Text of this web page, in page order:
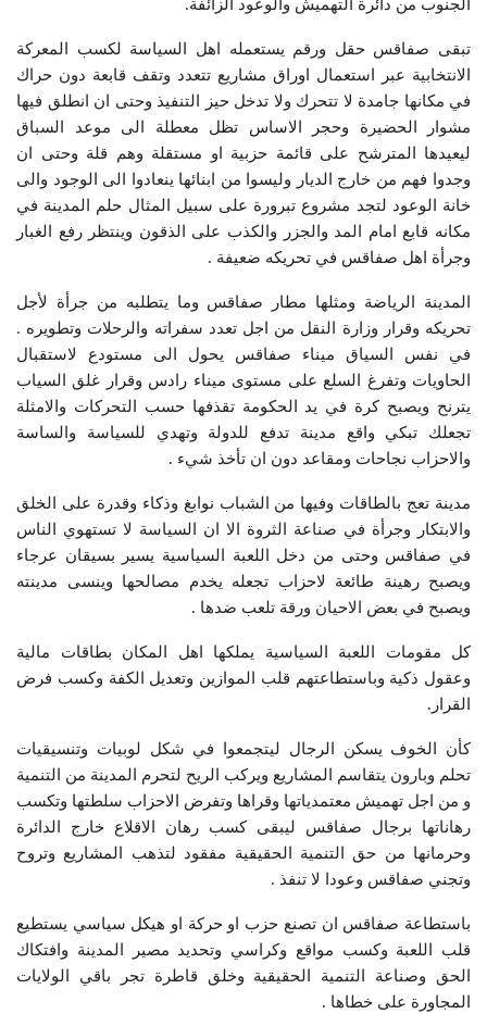
الجنوب من دائرة التهميش والوعود الزائفة.
تبقى صفاقس حقل ورقم يستعمله اهل السياسة لكسب المعركة
الانتخابية عبر استعمال اوراق مشاريع تتعدد وتقف قابعة دون حراك
في مكانها جامدة لا تتحرك ولا تدخل حيز التنفيذ وحتى ان انطلق فيها
مشوار الحضيرة وحجر الاساس تظل معطلة الى موعد السباق
ليعيدها المترشح على قائمة حزبية او مستقلة وهم قلة وحتى ان
وجدوا فهم من خارج الديار وليسوا من ابنائها ينعادوا الى الوجود والى
خانة الوعود لتجد مشروع تبرورة على سبيل المثال حلم المدينة في
مكانه قابع امام المد والجزر والكذب على الذقون وينتظر رفع الغبار
وجرأة اهل صفاقس في تحريكه ضعيفة .
المدينة الرياضة ومثلها مطار صفاقس وما يتطلبه من جرأة لأجل
تحريكه وقرار وزارة النقل من اجل تعدد سفراته والرحلات وتطويره .
في نفس السياق ميناء صفاقس يحول الى مستودع لاستقبال
الحاويات وتفرغ السلع على مستوى ميناء رادس وقرار غلق السياب
يترنح ويصبح كرة في يد الحكومة تقذفها حسب التحركات والامثلة
تجعلك تبكي واقع مدينة تدفع للدولة وتهدي للسياسة والساسة
والاحزاب نجاحات ومقاعد دون ان تأخذ شيء .
مدينة تعج بالطاقات وفيها من الشباب نوابغ وذكاء وقدرة على الخلق
والابتكار وجرأة في صناعة الثروة الا ان السياسة لا تستهوي الناس
في صفاقس وحتى من دخل اللعبة السياسية يسير بسيقان عرجاء
ويصبح رهينة طائعة لاحزاب تجعله يخدم مصالحها وينسى مدينته
ويصبح في بعض الاحيان ورقة تلعب ضدها .
كل مقومات اللعبة السياسية يملكها اهل المكان بطاقات مالية
وعقول ذكية وباستطاعتهم قلب الموازين وتعديل الكفة وكسب فرض
القرار.
كأن الخوف يسكن الرجال ليتجمعوا في شكل لوبيات وتنسيقيات
تحلم وبارون يتقاسم المشاريع ويركب الريح لتحرم المدينة من التنمية
و من اجل تهميش معتمدياتها وقراها وتفرض الاحزاب سلطتها وتكسب
رهاناتها برجال صفاقس ليبقى كسب رهان الاقلاع خارج الدائرة
وحرمانها من حق التنمية الحقيقية مفقود لتذهب المشاريع وتروح
وتجني صفاقس وعودا لا تنفذ .
باستطاعة صفاقس ان تصنع حزب او حركة او هيكل سياسي يستطيع
قلب اللعبة وكسب مواقع وكراسي وتحديد مصير المدينة وافتكاك
الحق وصناعة التنمية الحقيقية وخلق قاطرة تجر باقي الولايات
المجاورة على خطاها .